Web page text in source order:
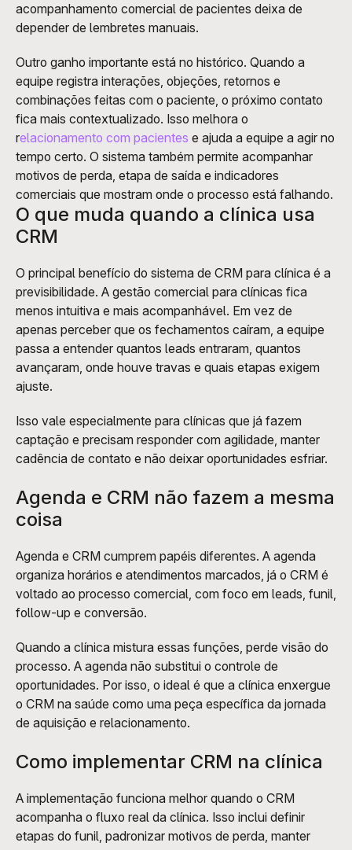
acompanhamento comercial de pacientes deixa de
depender de lembretes manuais.
Outro ganho importante está no histórico. Quando a
equipe registra interações, objeções, retornos e
combinações feitas com o paciente, o próximo contato
fica mais contextualizado. Isso melhora o
relacionamento com pacientes e ajuda a equipe a agir no
tempo certo. O sistema também permite acompanhar
motivos de perda, etapa de saída e indicadores
comerciais que mostram onde o processo está falhando.
O que muda quando a clínica usa
CRM
O principal benefício do sistema de CRM para clínica é a
previsibilidade. A gestão comercial para clínicas fica
menos intuitiva e mais acompanhável. Em vez de
apenas perceber que os fechamentos caíram, a equipe
passa a entender quantos leads entraram, quantos
avançaram, onde houve travas e quais etapas exigem
ajuste.
Isso vale especialmente para clínicas que já fazem
captação e precisam responder com agilidade, manter
cadência de contato e não deixar oportunidades esfriar.
Agenda e CRM não fazem a mesma
coisa
Agenda e CRM cumprem papéis diferentes. A agenda
organiza horários e atendimentos marcados, já o CRM é
voltado ao processo comercial, com foco em leads, funil,
follow-up e conversão.
Quando a clínica mistura essas funções, perde visão do
processo. A agenda não substitui o controle de
oportunidades. Por isso, o ideal é que a clínica enxergue
o CRM na saúde como uma peça específica da jornada
de aquisição e relacionamento.
Como implementar CRM na clínica
A implementação funciona melhor quando o CRM
acompanha o fluxo real da clínica. Isso inclui definir
etapas do funil, padronizar motivos de perda, manter